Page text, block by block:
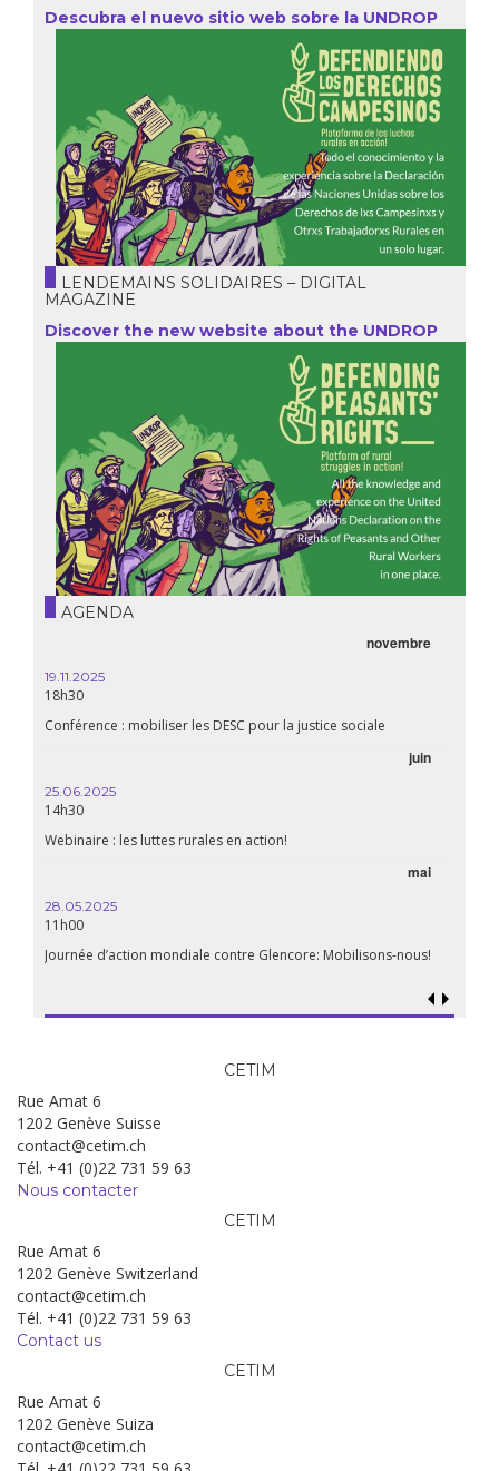
Descubra el nuevo sitio web sobre la UNDROP
LENDEMAINS SOLIDAIRES – DIGITAL
MAGAZINE
Discover the new website about the UNDROP
AGENDA
novembre
19.11.2025
18h30
Conférence : mobiliser les DESC pour la justice sociale
juin
25.06.2025
14h30
Webinaire : les luttes rurales en action!
mai
28.05.2025
11h00
Journée d’action mondiale contre Glencore: Mobilisons-nous!
CETIM
Rue Amat 6
1202 Genève Suisse
contact@cetim.ch
Tél. +41 (0)22 731 59 63
Nous contacter
CETIM
Rue Amat 6
1202 Genève Switzerland
contact@cetim.ch
Tél. +41 (0)22 731 59 63
Contact us
CETIM
Rue Amat 6
1202 Genève Suiza
contact@cetim.ch